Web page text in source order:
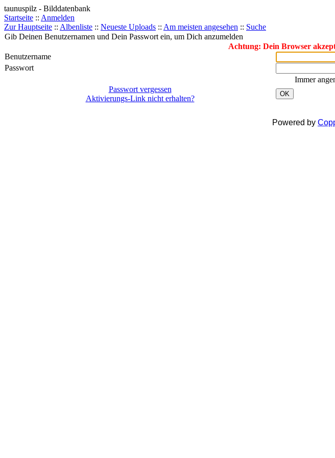
taunuspilz - Bilddatenbank
Startseite :: Anmelden
Zur Hauptseite :: Albenliste :: Neueste Uploads :: Am meisten angesehen :: Suche
Gib Deinen Benutzernamen und Dein Passwort ein, um Dich anzumelden
Achtung: Dein Browser
Benutzername
Passwort
Immer
Passwort vergessen
Aktivierungs-Link nicht erhalten?
OK
Powered by